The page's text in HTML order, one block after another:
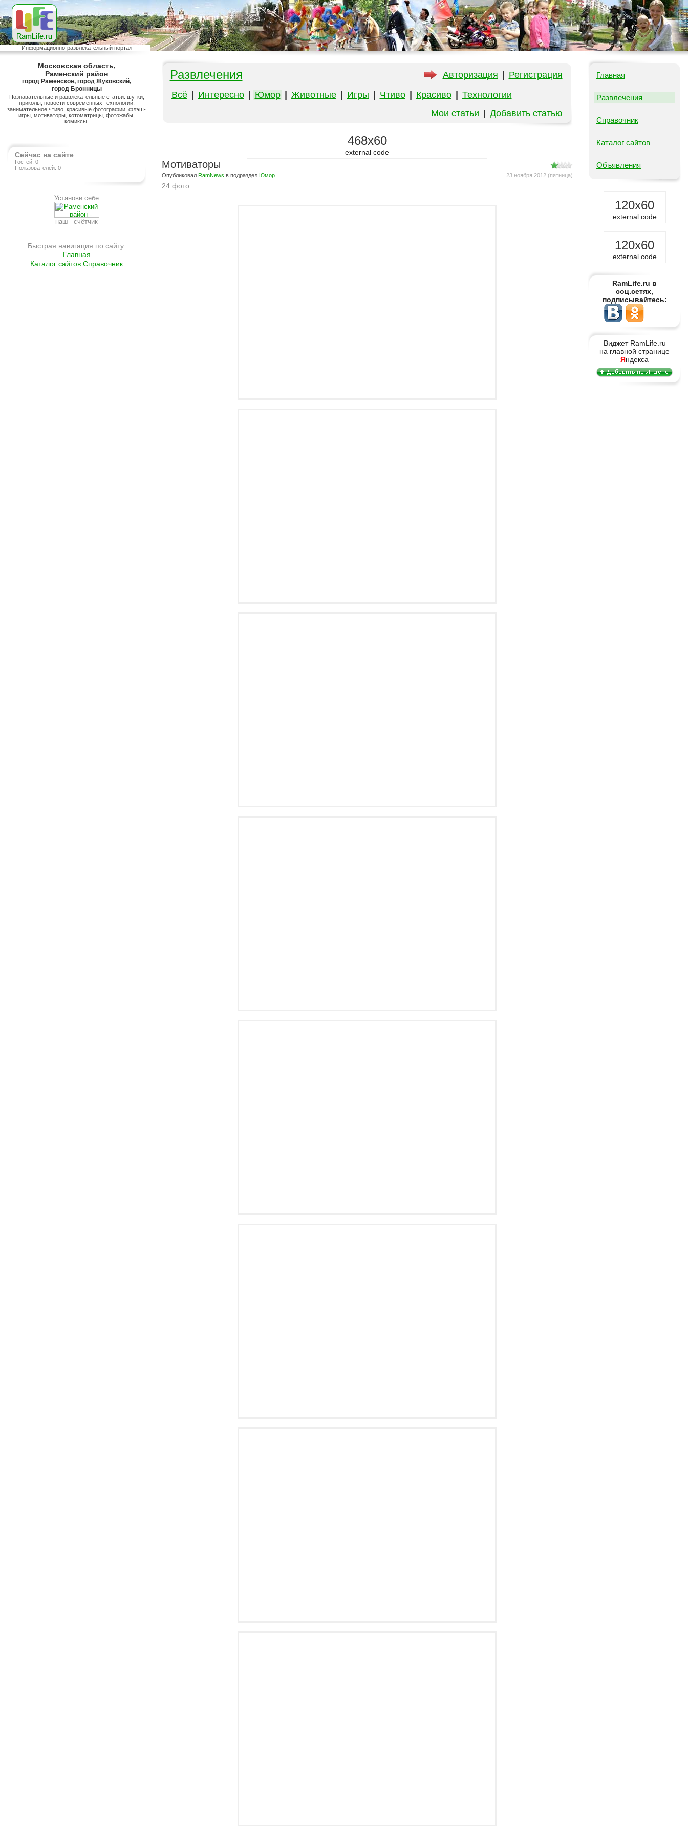
Информационно-развлекательный портал
Московская область,
Раменский район
город Раменское, город Жуковский,
город Бронницы
Познавательные и развлекательные статьи: шутки,
приколы, новости современных технологий,
занимательное чтиво, красивые фотографии, флэш-
игры, мотиваторы, котоматрицы, фотожабы,
комиксы.
Сейчас на сайте
Гостей: 0
Пользователей: 0
Установи себе
наш счётчик
Быстрая навигация по сайту:
Главная
Каталог сайтов Справочник
Авторизация Регистрация
Развлечения
Всё Интересно Юмор Животные Игры Чтиво Красиво
Технологии
Мои статьи
Добавить статью
468x60
external code
Мотиваторы
23 ноября 2012 (пятница)
Опубликовал RamNews в подраздел Юмор
24 фото.
Главная
Развлечения
Справочник
Каталог сайтов
Объявления
120x60
external code
120x60
external code
RamLife.ru в
соц.сетях,
подписывайтесь:
Виджет RamLife.ru
на главной странице
Яндекса